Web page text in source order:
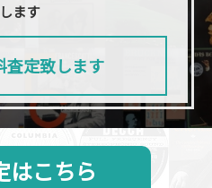
ます
査定致します
はこちら